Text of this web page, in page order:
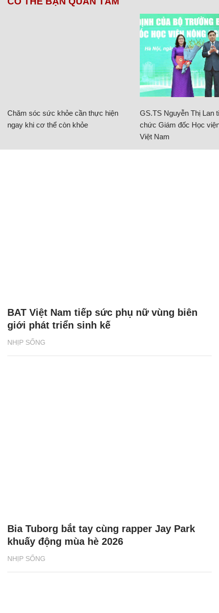
Chăm sóc sức khỏe cần thực hiện
ngay khi cơ thể còn khỏe
GS.TS Nguyễn Thị Lan
chức Giám đốc Học
Việt Nam
NHỊP SỐNG
BAT Việt Nam tiếp sức phụ nữ vùng biên
giới phát triển sinh kế
NHỊP SỐNG
Bia Tuborg bắt tay cùng rapper Jay Park
khuấy động mùa hè 2026